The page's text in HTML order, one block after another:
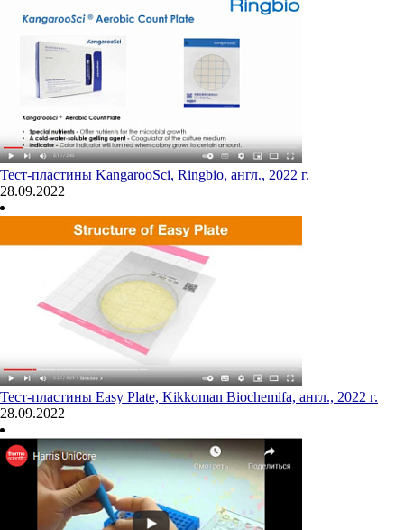
Тест-пластины KangarooSci, Ringbio, англ., 2022 г.
28.09.2022
Тест-пластины Easy Plate, Kikkoman Biochemifa, англ., 2022 г.
28.09.2022